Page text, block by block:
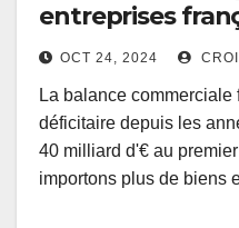
entreprises
OCT 24, 2024
La balance
déficitaire depuis les
40 milliard d'€ au
importons plus de biens